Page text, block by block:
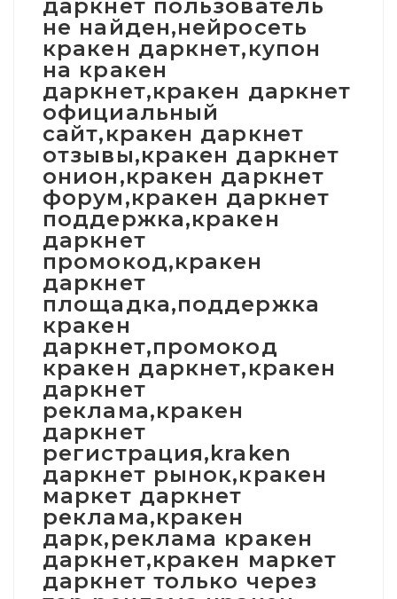
даркнет пользователь
не найден,нейросеть
кракен даркнет,купон
на кракен
даркнет,кракен даркнет
официальный
сайт,кракен даркнет
отзывы,кракен даркнет
онион,кракен даркнет
форум,кракен даркнет
поддержка,кракен
даркнет
промокод,кракен
даркнет
площадка,поддержка
кракен
даркнет,промокод
кракен даркнет,кракен
даркнет
реклама,кракен
даркнет
регистрация,kraken
даркнет рынок,кракен
маркет даркнет
реклама,кракен
дарк,реклама кракен
даркнет,кракен маркет
даркнет только через